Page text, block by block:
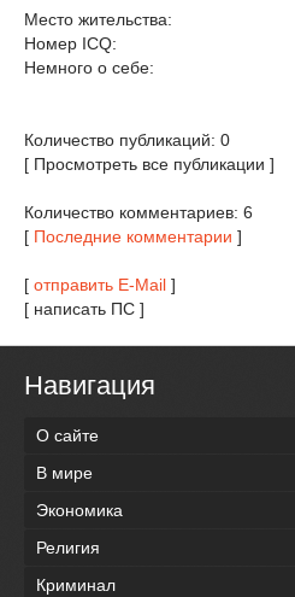
Место жительства:
Номер ICQ:
Немного о себе:
Количество публикаций: 0
[ Просмотреть все публикации ]
Количество комментариев: 6
[ Последние комментарии ]
[ отправить E-Mail ]
[ написать ПС ]
Навигация
О сайте
В мире
Экономика
Религия
Криминал